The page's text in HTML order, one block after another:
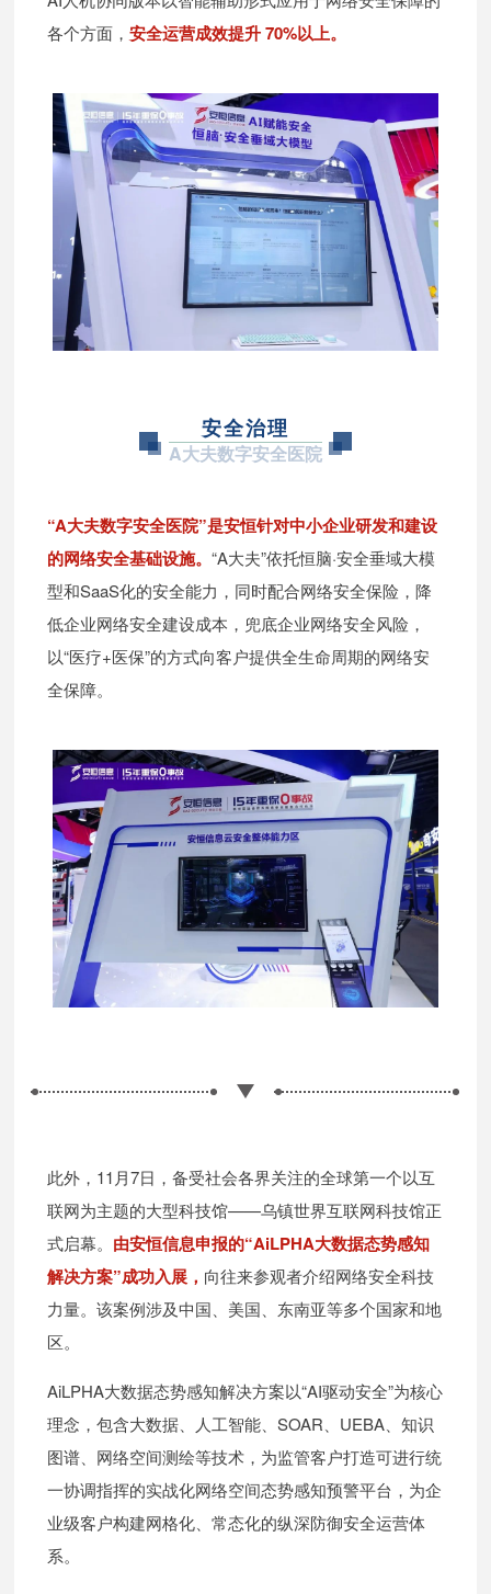
各个方面，安全运营成效提升 70%以上。
安全治理
A大夫数字安全医院
“A大夫数字安全医院”是安恒针对中小企业研发和建设
的网络安全基础设施。“A大夫”依托恒脑·安全垂域大模
型和SaaS化的安全能力，同时配合网络安全保险，降
低企业网络安全建设成本，兜底企业网络安全风险，
以“医疗+医保”的方式向客户提供全生命周期的网络安
全保障。
此外，11月7日，备受社会各界关注的全球第一个以互
联网为主题的大型科技馆——乌镇世界互联网科技馆正
式启幕。 由安恒信息申报的“AiLPHA大数据态势感知
解决方案”成功入展， 向往来参观者介绍网络安全科技
力量。该案例涉及中国、美国、东南亚等多个国家和地
区。
AiLPHA大数据态势感知解决方案以“AI驱动安全”为核心
理念，包含大数据、人工智能、SOAR、UEBA、知识
图谱、网络空间测绘等技术，为监管客户打造可进行统
一协调指挥的实战化网络空间态势感知预警平台，为企
业级客户构建网格化、常态化的纵深防御安全运营体
系。